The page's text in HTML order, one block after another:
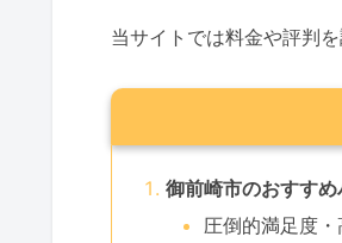
当サイトでは料金や評判
御前崎市のおすす
圧倒的満足度